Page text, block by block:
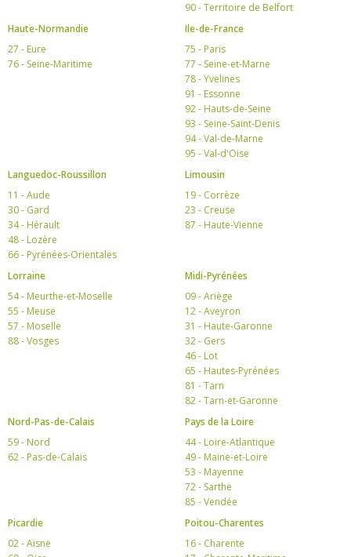
90 - Territoire de Belfort
Haute-Normandie
27 - Eure
76 - Seine-Maritime
Ile-de-France
75 - Paris
77 - Seine-et-Marne
78 - Yvelines
91 - Essonne
92 - Hauts-de-Seine
93 - Seine-Saint-Denis
94 - Val-de-Marne
95 - Val-d'Oise
Languedoc-Roussillon
11 - Aude
30 - Gard
34 - Hérault
48 - Lozère
66 - Pyrénées-Orientales
Limousin
19 - Corrèze
23 - Creuse
87 - Haute-Vienne
Lorraine
54 - Meurthe-et-Moselle
55 - Meuse
57 - Moselle
88 - Vosges
Midi-Pyrénées
09 - Ariège
12 - Aveyron
31 - Haute-Garonne
32 - Gers
46 - Lot
65 - Hautes-Pyrénées
81 - Tarn
82 - Tarn-et-Garonne
Nord-Pas-de-Calais
59 - Nord
62 - Pas-de-Calais
Pays de la Loire
44 - Loire-Atlantique
49 - Maine-et-Loire
53 - Mayenne
72 - Sarthe
85 - Vendée
Picardie
02 - Aisne
Poitou-Charentes
16 - Charente